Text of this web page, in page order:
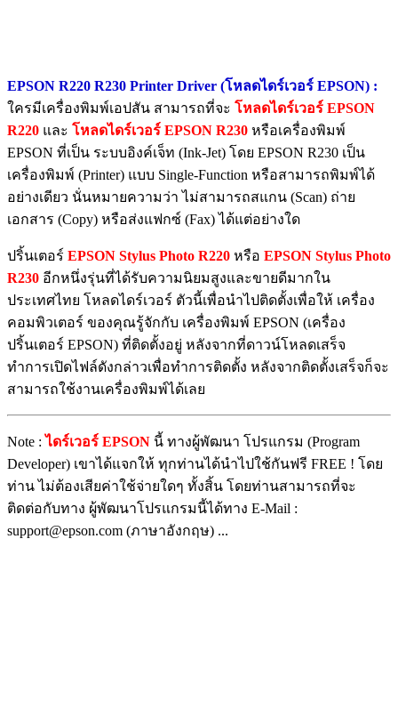
EPSON R220 R230 Printer Driver (โหลดไดร์เวอร์ EPSON) :
ใครมีเครื่องพิมพ์เอปสัน สามารถที่จะ โหลดไดร์เวอร์ EPSON
R220 และ โหลดไดร์เวอร์ EPSON R230 หรือเครื่องพิมพ์
EPSON ที่เป็น ระบบอิงค์เจ็ท (Ink-Jet) โดย EPSON R230 เป็น
เครื่องพิมพ์ (Printer) แบบ Single-Function หรือสามารถพิมพ์ได้
อย่างเดียว นั่นหมายความว่า ไม่สามารถสแกน (Scan) ถ่าย
เอกสาร (Copy) หรือส่งแฟกซ์ (Fax) ได้แต่อย่างใด
ปริ้นเตอร์ EPSON Stylus Photo R220 หรือ EPSON Stylus Photo
R230 อีกหนึ่งรุ่นที่ได้รับความนิยมสูงและขายดีมากใน
ประเทศไทย โหลดไดร์เวอร์ ตัวนี้เพื่อนำไปติดตั้งเพื่อให้ เครื่อง
คอมพิวเตอร์ ของคุณรู้จักกับ เครื่องพิมพ์ EPSON (เครื่อง
ปริ้นเตอร์ EPSON) ที่ติดตั้งอยู่ หลังจากที่ดาวน์โหลดเสร็จ
ทำการเปิดไฟล์ดังกล่าวเพื่อทำการติดตั้ง หลังจากติดตั้งเสร็จก็จะ
สามารถใช้งานเครื่องพิมพ์ได้เลย
Note : ไดร์เวอร์ EPSON นี้ ทางผู้พัฒนา โปรแกรม (Program
Developer) เขาได้แจกให้ ทุกท่านได้นำไปใช้กันฟรี FREE ! โดย
ท่าน ไม่ต้องเสียค่าใช้จ่ายใดๆ ทั้งสิ้น โดยท่านสามารถที่จะ
ติดต่อกับทาง ผู้พัฒนาโปรแกรมนี้ได้ทาง E-Mail :
support@epson.com (ภาษาอังกฤษ) ...